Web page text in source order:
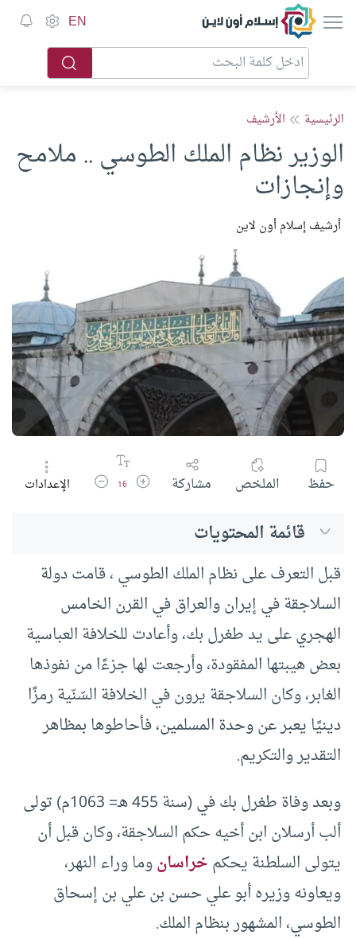
إسلام أون لاين EN
الرئيسية الأرشيف
الوزير نظام الملك الطوسي .. ملامح
وإنجازات
أرشيف إسلام أون لاين
حفظ الملخص مشاركة زيادة حجم الخط
16 تقليل حجم الخط
الإعدادات
قائمة المحتويات
قبل التعرف على نظام الملك الطوسي ، قامت دولة
السلاجقة في إيران والعراق في القرن الخامس
الهجري على يد طغرل بك، وأعادت للخلافة العباسية
بعض هيبتها المفقودة، وأرجعت لها جزءًا من نفوذها
الغابر، وكان السلاجقة يرون في الخلافة السّنّية رمزًا
دينيًا يعبر عن وحدة المسلمين، فأحاطوها بمظاهر
التقدير والتكريم.
وبعد وفاة طغرل بك في (سنة 455 هـ= 1063م) تولى
ألب أرسلان ابن أخيه حكم السلاجقة، وكان قبل أن
يتولى السلطنة يحكمخراسانوما وراء النهر،
ويعاونه وزيره أبو علي حسن بن علي بن إسحاق
الطوسي، المشهور بنظام الملك.